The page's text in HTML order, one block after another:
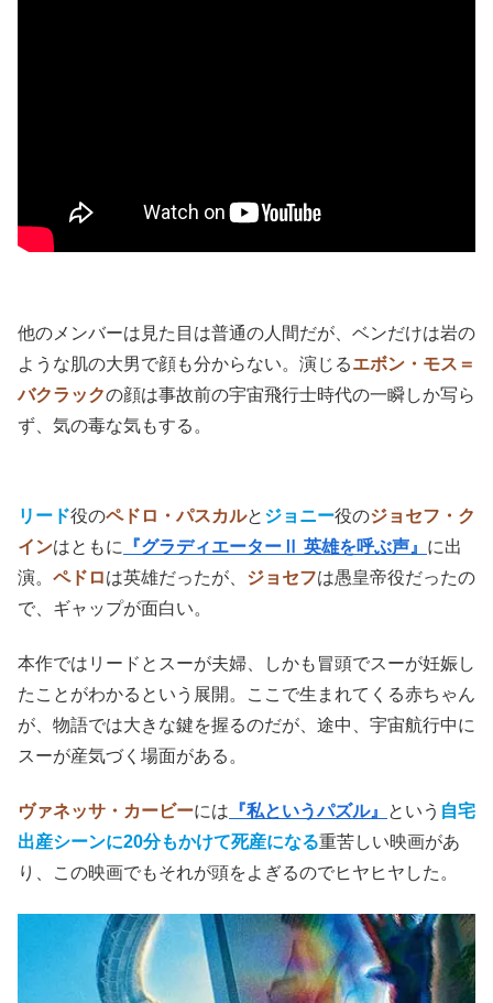
他のメンバーは見た目は普通の人間だが、ベンだけは岩の
ような肌の大男で顔も分からない。演じるエボン・モス＝
バクラックの顔は事故前の宇宙飛行士時代の一瞬しか写ら
ず、気の毒な気もする。
リード役のペドロ・パスカルと ジョニー役のジョセフ・ク
インはともに 『グラディエーターⅡ 英雄を呼ぶ声』 に出
演。 ペドロは英雄だったが、 ジョセフは愚皇帝役だったの
で、ギャップが面白い。
本作ではリードとスーが夫婦、しかも冒頭でスーが妊娠し
たことがわかるという展開。ここで生まれてくる赤ちゃん
が、物語では大きな鍵を握るのだが、途中、宇宙航行中に
スーが産気づく場面がある。
ヴァネッサ・カービーには 『私というパズル』 という 自宅
出産シーンに20分もかけて死産になる重苦しい映画があ
り、この映画でもそれが頭をよぎるのでヒヤヒヤした。